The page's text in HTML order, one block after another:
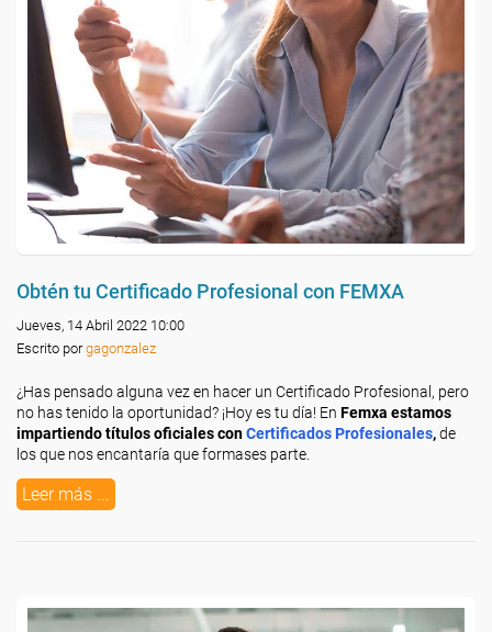
Obtén tu Certificado Profesional con FEMXA
Jueves, 14 Abril 2022 10:00
Escrito porgagonzalez
¿Has pensado alguna vez en hacer un Certificado Profesional, pero
no has tenido la oportunidad? ¡Hoy es tu día! En Femxa estamos
impartiendo títulos oficiales conCertificados Profesionales,de
los que nos encantaría que formases parte.
Leer más ...